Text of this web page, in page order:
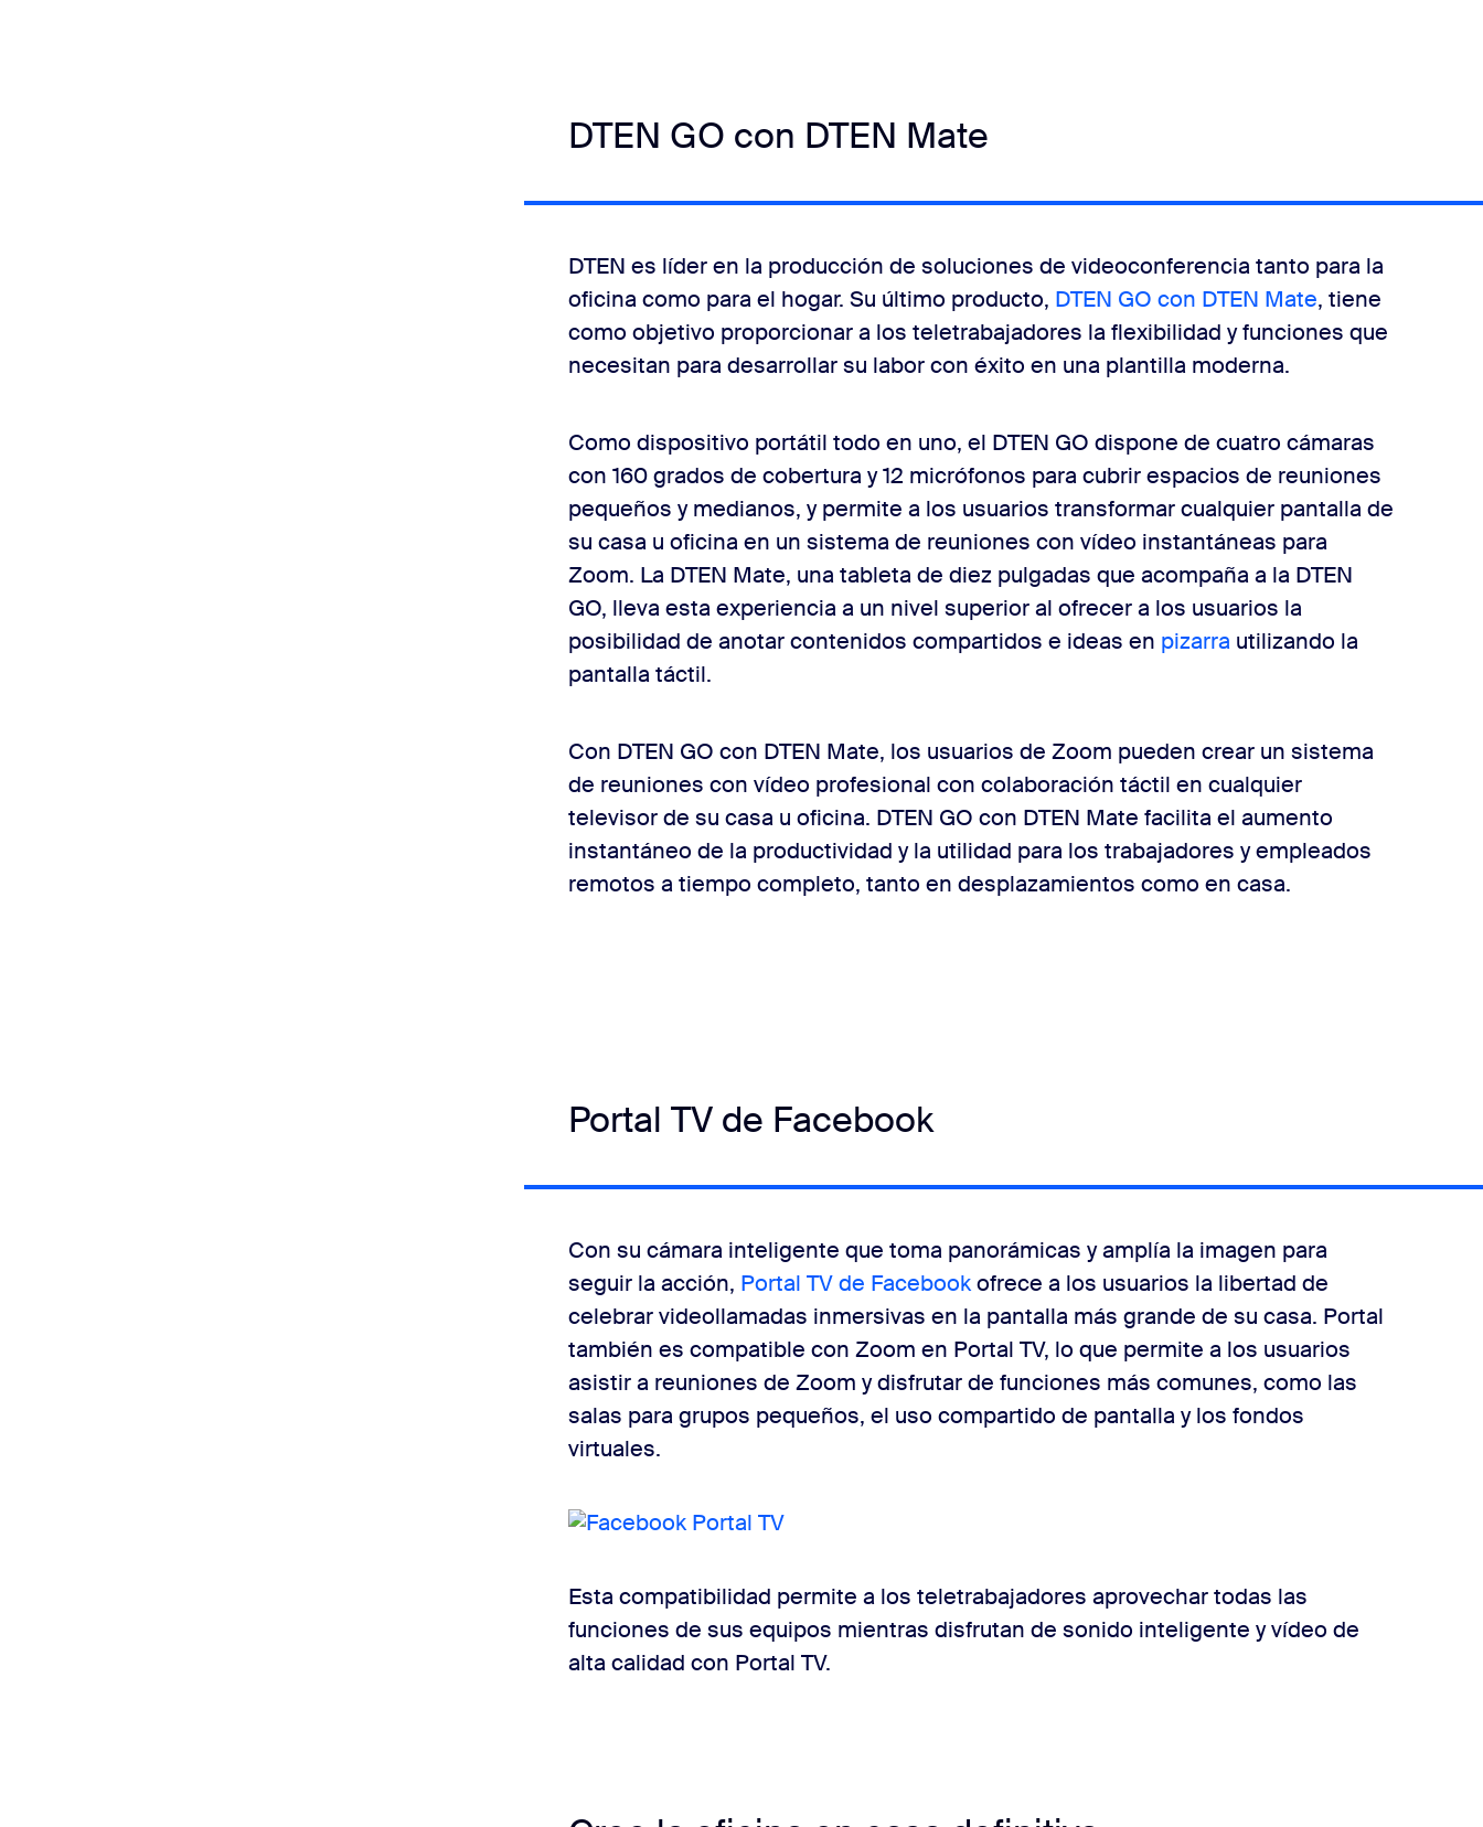
DTEN GO con DTEN Mate
DTEN es líder en la producción de soluciones de videoconferencia tanto para la
oficina como para el hogar. Su último producto, DTEN GO con DTEN Mate, tiene
como objetivo proporcionar a los teletrabajadores la flexibilidad y funciones que
necesitan para desarrollar su labor con éxito en una plantilla moderna.
Como dispositivo portátil todo en uno, el DTEN GO dispone de cuatro cámaras
con 160 grados de cobertura y 12 micrófonos para cubrir espacios de reuniones
pequeños y medianos, y permite a los usuarios transformar cualquier pantalla de
su casa u oficina en un sistema de reuniones con vídeo instantáneas para
Zoom. La DTEN Mate, una tableta de diez pulgadas que acompaña a la DTEN
GO, lleva esta experiencia a un nivel superior al ofrecer a los usuarios la
posibilidad de anotar contenidos compartidos e ideas en pizarra utilizando la
pantalla táctil.
Con DTEN GO con DTEN Mate, los usuarios de Zoom pueden crear un sistema
de reuniones con vídeo profesional con colaboración táctil en cualquier
televisor de su casa u oficina. DTEN GO con DTEN Mate facilita el aumento
instantáneo de la productividad y la utilidad para los trabajadores y empleados
remotos a tiempo completo, tanto en desplazamientos como en casa.
Portal TV de Facebook
Con su cámara inteligente que toma panorámicas y amplía la imagen para
seguir la acción, Portal TV de Facebookofrece a los usuarios la libertad de
celebrar videollamadas inmersivas en la pantalla más grande de su casa. Portal
también es compatible con Zoom en Portal TV, lo que permite a los usuarios
asistir a reuniones de Zoom y disfrutar de funciones más comunes, como las
salas para grupos pequeños, el uso compartido de pantalla y los fondos
virtuales.
Esta compatibilidad permite a los teletrabajadores aprovechar todas las
funciones de sus equipos mientras disfrutan de sonido inteligente y vídeo de
alta calidad con Portal TV.